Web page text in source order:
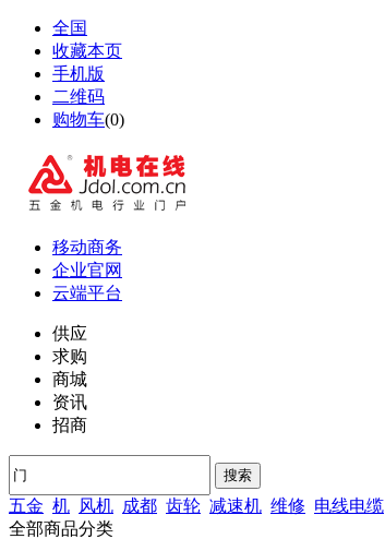
全国
收藏本页
手机版
二维码
购物车(0)
移动商务
企业官网
云端平台
供应
求购
商城
资讯
招商
搜索
五金 机 风机 成都 齿轮 减速机 维修 电线电缆
全部商品分类